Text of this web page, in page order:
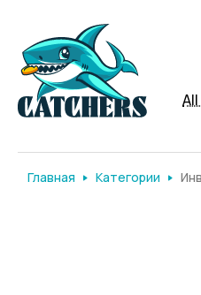
Главная Категории